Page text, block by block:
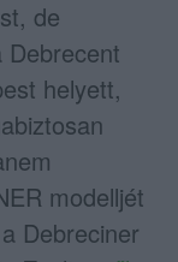
de
helyett,
modelljét
Debreciner